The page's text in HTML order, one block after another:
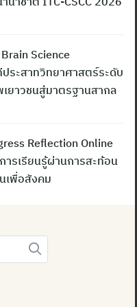
Science
ระสาทวิทยาศาสตร์ระดับ
ยาวชนสู่มาตรฐานสากล
Reflection Online
ารเรียนรู้ผ่านการสะท้อน
เพื่อสังคม